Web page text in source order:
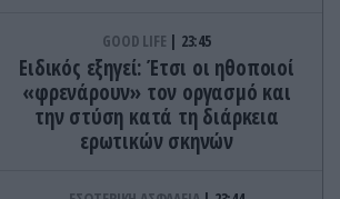
GOOD LIFE 23:45
Ειδικός εξηγεί: Έτσι οι ηθοποιοί
«φρενάρουν» τον οργασμό και
την στύση κατά τη διάρκεια
ερωτικών σκηνών